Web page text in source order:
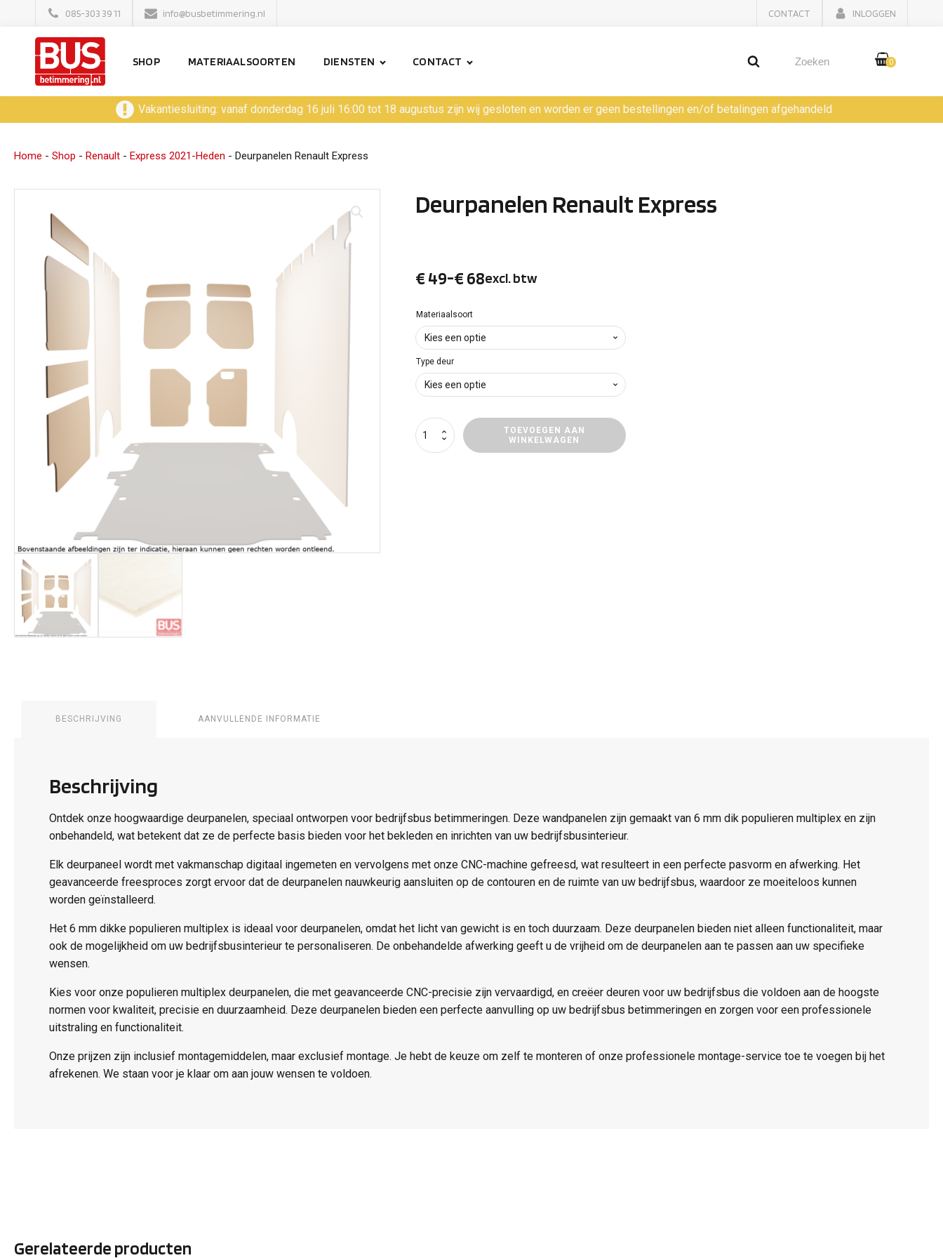
085-303 39 11 info@busbetimmering.nl CONTACT INLOGGEN
SHOP MATERIAALSOORTEN DIENSTEN CONTACT 0
Vakantiesluiting: vanaf donderdag 16 juli 16:00 tot 18 augustus zijn wij gesloten en worden er geen bestellingen en/of betalingen afgehandeld
Home - Shop - Renault - Express 2021-Heden - Deurpanelen Renault Express
Deurpanelen Renault Express
€ 49-€ 68
Prijsklasse:
€ 49
tot
€ 68
excl. btw
Materiaalsoort
Type deur
Deurpanelen
Renault
Express
TOEVOEGEN AAN
WINKELWAGEN
BESCHRIJVING AANVULLENDE INFORMATIE
Beschrijving
Ontdek onze hoogwaardige deurpanelen, speciaal ontworpen voor bedrijfsbus betimmeringen. Deze wandpanelen zijn gemaakt van 6 mm dik populieren multiplex en zijn
onbehandeld, wat betekent dat ze de perfecte basis bieden voor het bekleden en inrichten van uw bedrijfsbusinterieur.
Elk deurpaneel wordt met vakmanschap digitaal ingemeten en vervolgens met onze CNC-machine gefreesd, wat resulteert in een perfecte pasvorm en afwerking. Het
geavanceerde freesproces zorgt ervoor dat de deurpanelen nauwkeurig aansluiten op de contouren en de ruimte van uw bedrijfsbus, waardoor ze moeiteloos kunnen
worden geïnstalleerd.
Het 6 mm dikke populieren multiplex is ideaal voor deurpanelen, omdat het licht van gewicht is en toch duurzaam. Deze deurpanelen bieden niet alleen functionaliteit, maar
ook de mogelijkheid om uw bedrijfsbusinterieur te personaliseren. De onbehandelde afwerking geeft u de vrijheid om de deurpanelen aan te passen aan uw specifieke
wensen.
Kies voor onze populieren multiplex deurpanelen, die met geavanceerde CNC-precisie zijn vervaardigd, en creëer deuren voor uw bedrijfsbus die voldoen aan de hoogste
normen voor kwaliteit, precisie en duurzaamheid. Deze deurpanelen bieden een perfecte aanvulling op uw bedrijfsbus betimmeringen en zorgen voor een professionele
uitstraling en functionaliteit.
Onze prijzen zijn inclusief montagemiddelen, maar exclusief montage. Je hebt de keuze om zelf te monteren of onze professionele montage-service toe te voegen bij het
afrekenen. We staan voor je klaar om aan jouw wensen te voldoen.
Gerelateerde producten